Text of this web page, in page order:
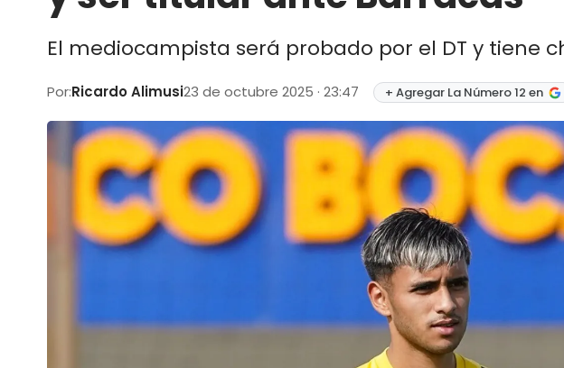
El mediocampista será probado por el DT y tiene
Por:Ricardo Alimusi23 de octubre 2025 · 23:47 + Agregar La Número 12 en